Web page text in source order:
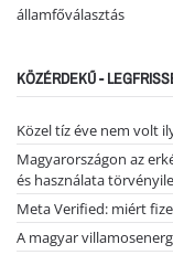
államfőválasztás
KÖZÉRDEKŰ -
Közel tíz éve nem volt
Magyarországon az
és használata
Meta Verified: miért
A magyar